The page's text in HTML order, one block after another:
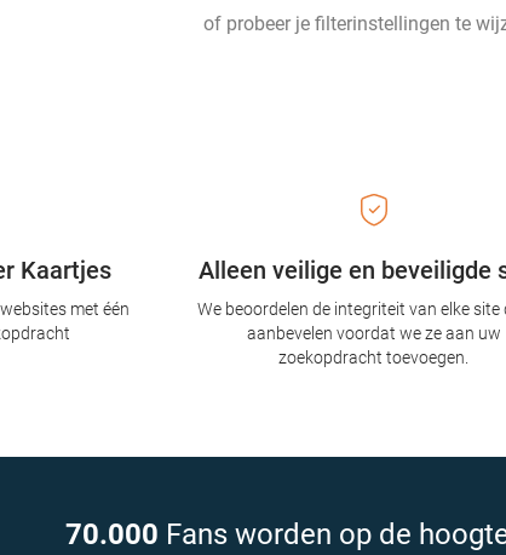
of probeer je filterinstellingen te
Alleen veilige en beveiligde
We beoordelen de integriteit van elke site
aanbevelen voordat we ze aan uw
zoekopdracht toevoegen.
Kaartjes
met één
70.000 Fans worden op de